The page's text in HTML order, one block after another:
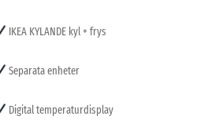
IKEA KYLANDE kyl + frys
Separata enheter
Digital temperaturdisplay